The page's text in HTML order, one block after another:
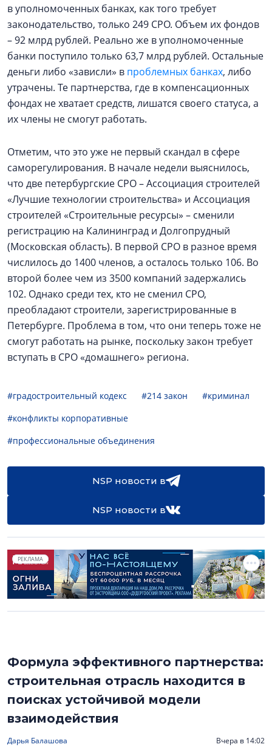
в уполномоченных банках, как того требует
законодательство, только 249 СРО. Объем их фондов
– 92 млрд рублей. Реально же в уполномоченные
банки поступило только 63,7 млрд рублей. Остальные
деньги либо «зависли» в проблемных банках, либо
утрачены. Те партнерства, где в компенсационных
фондах не хватает средств, лишатся своего статуса, а
их члены не смогут работать.
Отметим, что это уже не первый скандал в сфере
саморегулирования. В начале недели выяснилось,
что две петербургские СРО – Ассоциация строителей
«Лучшие технологии строительства» и Ассоциация
строителей «Строительные ресурсы» – сменили
регистрацию на Калининград и Долгопрудный
(Московская область). В первой СРО в разное время
числилось до 1400 членов, а осталось только 106. Во
второй более чем из 3500 компаний задержались
102. Однако среди тех, кто не сменил СРО,
преобладают строители, зарегистрированные в
Петербурге. Проблема в том, что они теперь тоже не
смогут работать на рынке, поскольку закон требует
вступать в СРО «домашнего» региона.
#градостроительный кодекс #214 закон
#криминал
#конфликты корпоративные
#профессиональные объединения
NSP новости в
NSP новости в
РЕКЛАМА
Формула эффективного партнерства:
строительная отрасль находится в
поисках устойчивой модели
взаимодействия
Дарья Балашова Вчера в 14:02